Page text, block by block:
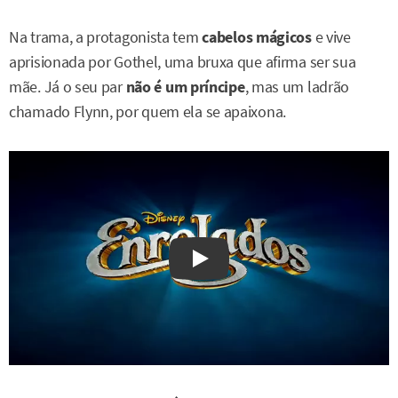
Na trama, a protagonista temcabelos mágicose vive
aprisionada por Gothel, uma bruxa que afirma ser sua
mãe. Já o seu parnão é um príncipe, mas um ladrão
chamado Flynn, por quem ela se apaixona.
Watch on YouTube